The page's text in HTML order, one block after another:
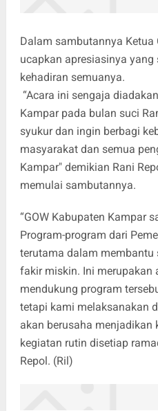
Dalam sambutannya Ketua
ucapkan apresiasinya
kehadiran semuanya.
“Acara ini sengaja
Kampar pada bulan suci
syukur dan ingin berbagi
masyarakat dan semua
Kampar" demikian Rani
memulai sambutannya.
“GOW Kabupaten Kampar
Program-program dari
terutama dalam membantu
fakir miskin. Ini merupakan
mendukung program
tetapi kami melaksanakan
akan berusaha menjadikan
kegiatan rutin disetiap
Repol. (Ril)